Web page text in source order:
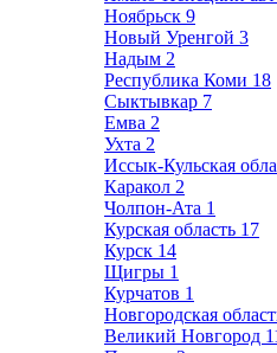
Ноябрьск 9
Новый Уренгой 3
Надым 2
Республика Коми 18
Сыктывкар 7
Емва 2
Ухта 2
Иссык-Кульская
Каракол 2
Чолпон-Ата 1
Курская область 17
Курск 14
Щигры 1
Курчатов 1
Новгородская
Великий Новгород